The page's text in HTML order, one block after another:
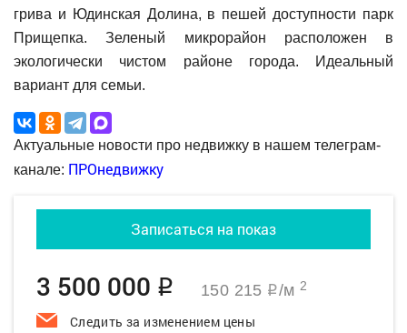
грива и Юдинская Долина, в пешей доступности парк
Прищепка. Зеленый микрорайон расположен в
экологически чистом районе города. Идеальный
вариант для семьи.
Актуальные новости про недвижку в нашем телеграм-
канале: ПРОнедвижку
Записаться на показ
3 500 000 q 150 215 q/м 2
Следить за изменением цены